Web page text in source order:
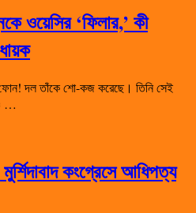
‘ফিলার,’ কী
ফোন! দল তাঁকে শো-কজ করেছে। তিনি সেই
…
কংগ্রেসে আধিপত্য